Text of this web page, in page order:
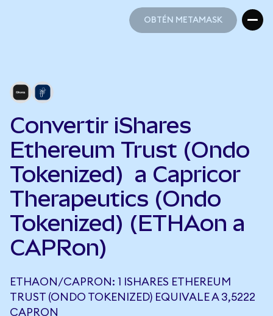
OBTÉN METAMASK
Convertir iShares
Ethereum Trust (Ondo
Tokenized) a Capricor
Therapeutics (Ondo
Tokenized) (ETHAon a
CAPRon)
ETHAON/CAPRON: 1 ISHARES ETHEREUM
TRUST (ONDO TOKENIZED) EQUIVALE A 3,5222
CAPRON